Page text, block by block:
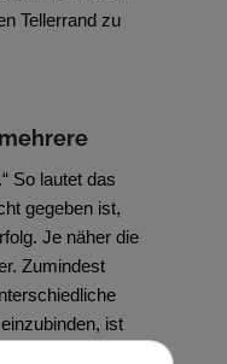
Tellerrand zu
So lautet das
gegeben ist,
Je näher die
Zumindest
ist